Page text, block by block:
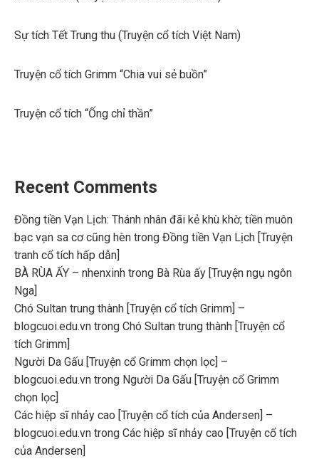
Sự tích Tết Trung thu (Truyện cổ tích Việt Nam)
Truyện cổ tích Grimm “Chia vui sẻ buồn”
Truyện cổ tích “Ống chỉ thần”
Recent Comments
Đồng tiền Vạn Lịch: Thánh nhân đãi kẻ khù khờ; tiền muôn
bạc vạn sa cơ cũng hèn trong Đồng tiền Vạn Lịch [Truyện
tranh cổ tích hấp dẫn]
BÀ RÙA ẤY – nhenxinh trong Bà Rùa ấy [Truyện ngụ ngôn
Nga]
Chó Sultan trung thành [Truyện cổ tích Grimm] –
blogcuoi.edu.vn trong Chó Sultan trung thành [Truyện cổ
tích Grimm]
Người Da Gấu [Truyện cổ Grimm chọn lọc] –
blogcuoi.edu.vn trong Người Da Gấu [Truyện cổ Grimm
chọn lọc]
Các hiệp sĩ nhảy cao [Truyện cổ tích của Andersen] –
blogcuoi.edu.vn trong Các hiệp sĩ nhảy cao [Truyện cổ tích
của Andersen]